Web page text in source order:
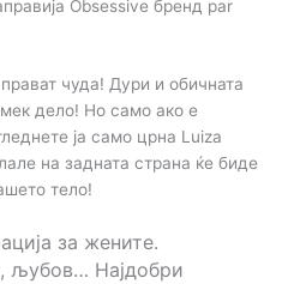
Obsessive бренд par
чуда! Дури и обичната
дело! Но само ако е
ја само црна Luiza
на задната страна ќе биде
тело!
за жените.
љубов… Најдобри